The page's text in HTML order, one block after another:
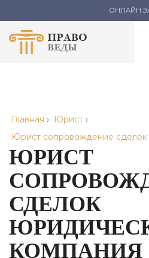
ОНЛАЙН
Главная › Юрист ›
Юрист сопровождение
ЮРИСТ
СДЕЛОК
КОМПАНИЯ